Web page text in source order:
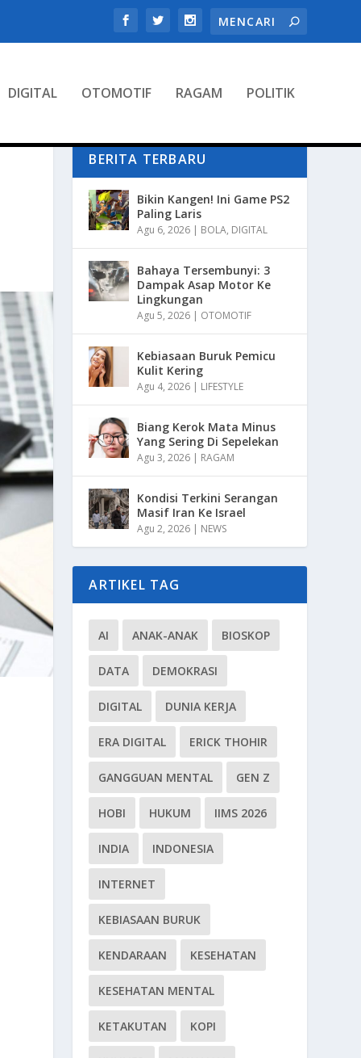
DIGITAL OTOMOTIF RAGAM POLITIK
BERITA TERBARU
Bikin Kangen! Ini Game PS2
Paling Laris
Agu 6, 2026 | BOLA, DIGITAL
Bahaya Tersembunyi: 3
Dampak Asap Motor Ke
Lingkungan
Agu 5, 2026 | OTOMOTIF
Kebiasaan Buruk Pemicu
Kulit Kering
Agu 4, 2026 | LIFESTYLE
Biang Kerok Mata Minus
Yang Sering Di Sepelekan
Agu 3, 2026 | RAGAM
Kondisi Terkini Serangan
Masif Iran Ke Israel
Agu 2, 2026 | NEWS
ARTIKEL TAG
AI ANAK-ANAK BIOSKOP
DATA DEMOKRASI
DIGITAL DUNIA KERJA
ERA DIGITAL ERICK THOHIR
GANGGUAN MENTAL GEN Z
HOBI HUKUM IIMS 2026
INDIA INDONESIA
INTERNET
KEBIASAAN BURUK
KENDARAAN KESEHATAN
KESEHATAN MENTAL
KETAKUTAN KOPI